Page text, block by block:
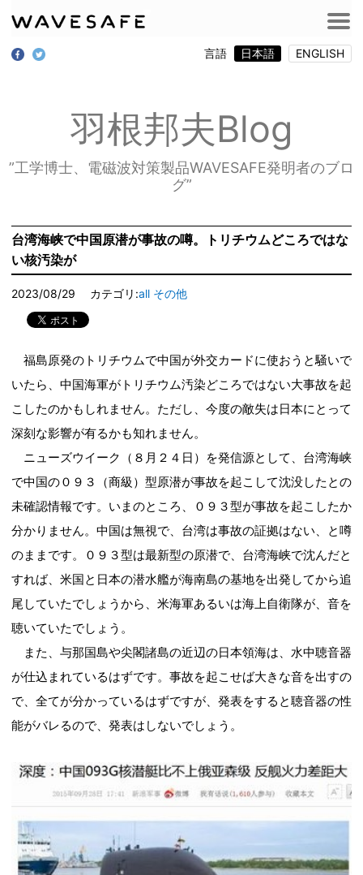
言語 日本語 ENGLISH
羽根邦夫Blog
”工学博士、電磁波対策製品WAVESAFE発明者のブロ
グ”
台湾海峡で中国原潜が事故の噂。トリチウムどころではな
い核汚染が
2023/08/29 カテゴリ:all その他
福島原発のトリチウムで中国が外交カードに使おうと騒いで
いたら、中国海軍がトリチウム汚染どころではない大事故を起
こしたのかもしれません。ただし、今度の敵失は日本にとって
深刻な影響が有るかも知れません。
ニューズウイーク（８月２４日）を発信源として、台湾海峡
で中国の０９３（商級）型原潜が事故を起こして沈没したとの
未確認情報です。いまのところ、０９３型が事故を起こしたか
分かりません。中国は無視で、台湾は事故の証拠はない、と噂
のままです。０９３型は最新型の原潜で、台湾海峡で沈んだと
すれば、米国と日本の潜水艦が海南島の基地を出発してから追
尾していたでしょうから、米海軍あるいは海上自衛隊が、音を
聴いていたでしょう。
また、与那国島や尖閣諸島の近辺の日本領海は、水中聴音器
が仕込まれているはずです。事故を起こせば大きな音を出すの
で、全てが分かっているはずですが、発表をすると聴音器の性
能がバレるので、発表はしないでしょう。